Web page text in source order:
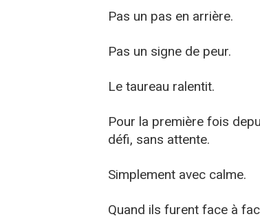
Pas un pas en arrière.
Pas un signe de peur.
Le taureau ralentit.
Pour la première fois
défi, sans attente.
Simplement avec calme.
Quand ils furent face à